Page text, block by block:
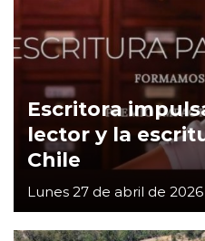
Escritora
lector y la
Chile
Lunes 27 de abril de 2026